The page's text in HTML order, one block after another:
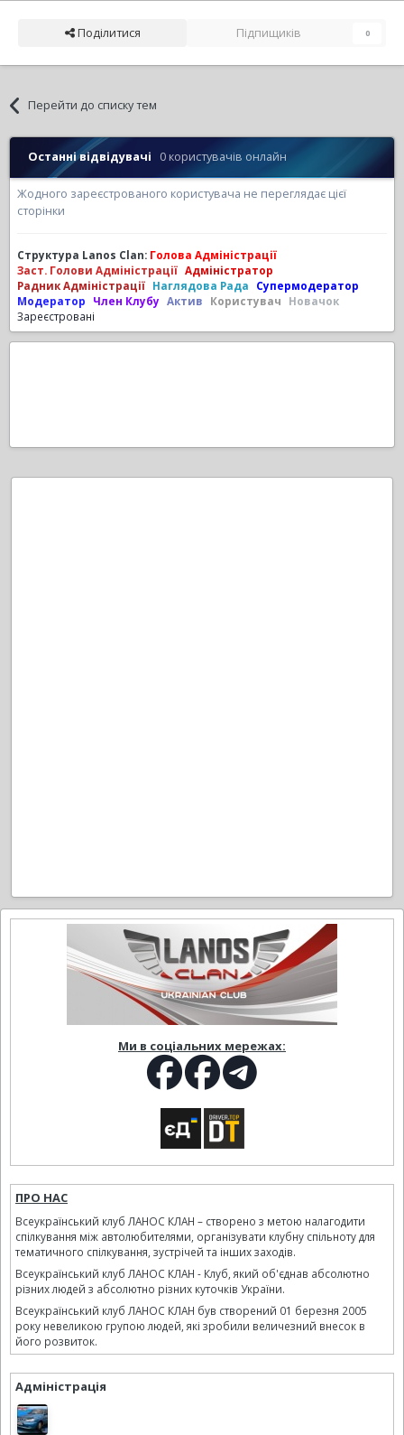
Поділитися Підпищиків 0
Перейти до списку тем
Останні відвідувачі 0 користувачів онлайн
Жодного зареєстрованого користувача не переглядає цієї
сторінки
Структура Lanos Clan: Голова Адміністрації
Заст. Голови Адміністрації Адміністратор
Радник Адміністрації Наглядова Рада
Супермодератор
Модератор
Член Клубу Актив Користувач
Новачок
Зареєстровані
Ми в соціальних мережах:
ПРО НАС
Всеукраїнський клуб ЛАНОС КЛАН – створено з метою налагодити
спілкування між автолюбителями, організувати клубну спільноту для
тематичного спілкування, зустрічей та інших заходів.
Всеукраїнський клуб ЛАНОС КЛАН - Клуб, який об'єднав абсолютно
різних людей з абсолютно різних куточків України.
Всеукраїнський клуб ЛАНОС КЛАН був створений 01 березня 2005
року невеликою групою людей, які зробили величезний внесок в
його розвиток.
Адміністрація